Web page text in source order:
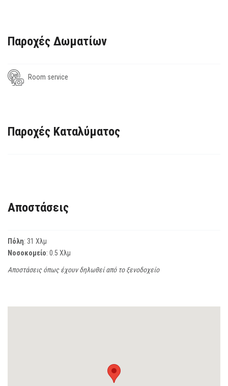
Παροχές Δωματίων
Room service
Παροχές Καταλύματος
Αποστάσεις
Πόλη: 31 Χλμ
Νοσοκομείο: 0.5 Χλμ
Αποστάσεις όπως έχουν δηλωθεί από το ξενοδοχείο